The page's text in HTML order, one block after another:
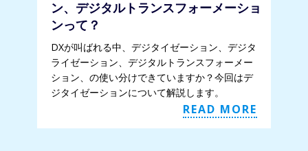
ン、デジタルトランスフォーメーショ
ンって？
DXが叫ばれる中、デジタイゼーション、デジタ
ライゼーション、デジタルトランスフォーメー
ション、の使い分けできていますか？今回はデ
ジタイゼーションについて解説します。
READ MORE